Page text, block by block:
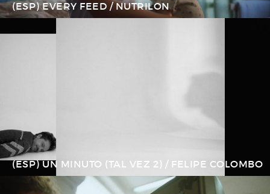
(ESP) EVERY FEED / NUTRILON
(ESP) UN MINUTO (TAL VEZ 2) / FELIPE COLOMBO